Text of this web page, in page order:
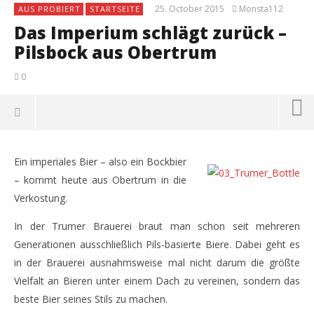
AUS PROBIERT STARTSEITE 25. October 2015 Monsta112
Das Imperium schlägt zurück –
Pilsbock aus Obertrum
0
NOW VIEWING
Ein imperiales Bier – also ein Bockbier
– kommt heute aus Obertrum in die
Verkostung.
In der Trumer Brauerei braut man schon seit mehreren
Generationen ausschließlich Pils-basierte Biere. Dabei geht es
in der Brauerei ausnahmsweise mal nicht darum die größte
Vielfalt an Bieren unter einem Dach zu vereinen, sondern das
beste Bier seines Stils zu machen.